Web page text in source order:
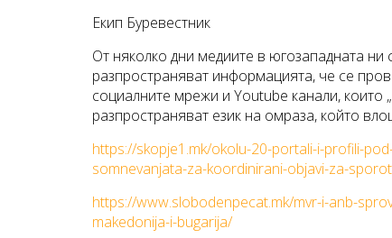
Екип Буревестник
От няколко дни медиите в югозападната ни
разпространяват информацията, че се
социалните мрежи и Youtube канали, които
разпространяват език на омраза, който
https://skopje1.mk/okolu-20-portali-i-profili-
somnevanjata-za-koordinirani-objavi-za-
https://www.slobodenpecat.mk/mvr-i-anb-
makedonija-i-bugarija/